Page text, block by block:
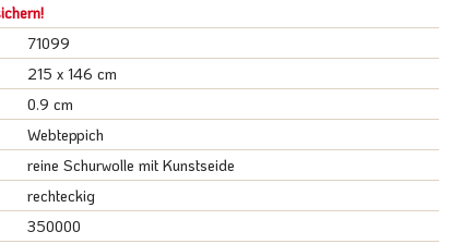
71099
215 x 146 cm
0.9 cm
Webteppich
reine Schurwolle mit Kunstseide
rechteckig
350000